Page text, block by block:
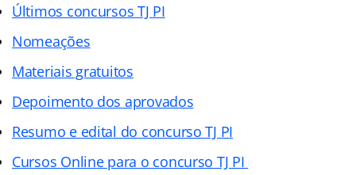
Últimos concursos TJ PI
Nomeações
Materiais gratuitos
Depoimento dos aprovados
Resumo e edital do concurso TJ PI
Cursos Online para o concurso TJ PI